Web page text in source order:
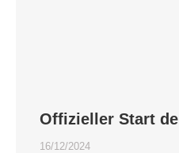
Offizieller Start
16/12/2024